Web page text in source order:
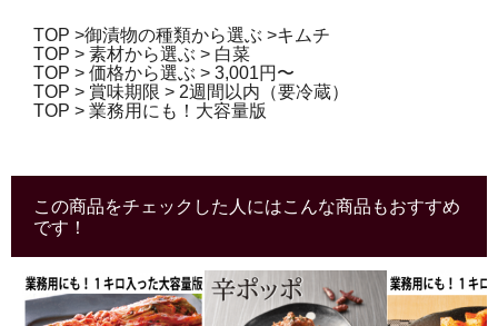
TOP >御漬物の種類から選ぶ >キムチ
TOP > 素材から選ぶ > 白菜
TOP > 価格から選ぶ > 3,001円〜
TOP > 賞味期限 > 2週間以内（要冷蔵）
TOP > 業務用にも！大容量版
この商品をチェックした人にはこんな商品もおすすめ
です！